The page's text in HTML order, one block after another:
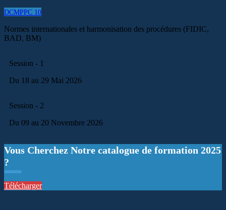
DCMPPC 10
Normes internationales et harmonisation des procédures (FIDIC,
BAD, BM)
Session - 1
Du 18 au 29 Mai 2026
Session - 2
Du 09 au 20 Novembre 2026
Vous Cherchez Notre catalogue de formation 2025
?
Télécharger